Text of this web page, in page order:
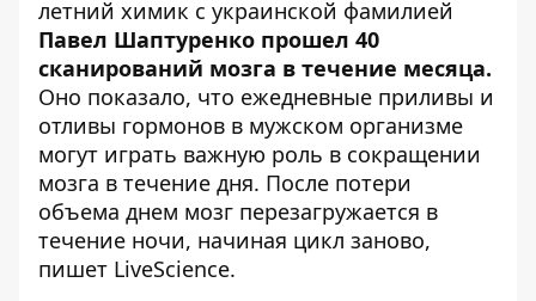
летний химик с украинской фамилией
Павел Шаптуренко прошел 40
сканирований мозга в течение месяца.
Оно показало, что ежедневные приливы и
отливы гормонов в мужском организме
могут играть важную роль в сокращении
мозга в течение дня. После потери
объема днем ​​мозг перезагружается в
течение ночи, начиная цикл заново,
пишет LiveScience.